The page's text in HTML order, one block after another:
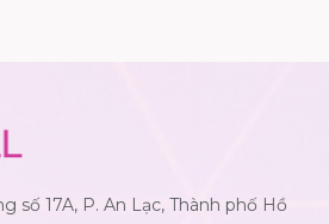
số 17A, P. An Lạc, Thành phố Hồ